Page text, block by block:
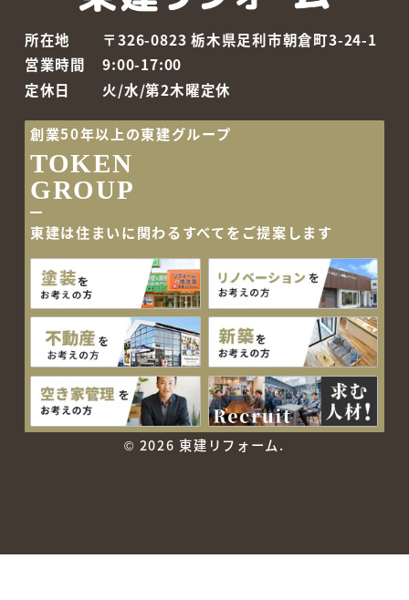
所在地
〒326-0823 栃木県足利市朝倉町3-24-1
営業時間
9:00-17:00
定休日
火/水/第2木曜定休
創業50年以上の東建グループ
TOKEN
GROUP
東建は住まいに関わるすべてをご提案します
© 2026 東建リフォーム.